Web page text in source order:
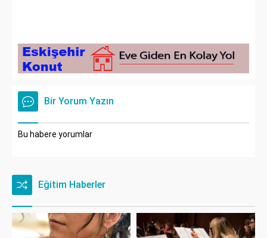
Bir Yorum Yazın
Bu habere yorumlar
Eğitim Haberler